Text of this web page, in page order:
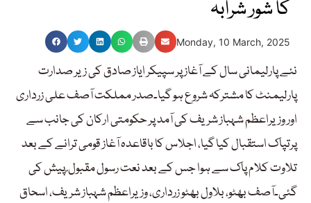
کا شور شرابہ
Monday, 10 March, 2025
نئے پارلیمانی سال کے آغاز پر سپیکر ایاز صادق کی زیر صدارت
پارلیمنٹ کا مشترکہ شروع ہو گیا۔صدر مملکت آصف علی زرداری
اور وزیراعظم شہباز شریف کی آمد پر حکومتی ارکان کی جانب سے
پرتپاک استقبال کیا گیا، اجلاس کا باقاعدہ آغاز قومی ترانے کے بعد
تلاوت کلام پاک سے ہوا جس کے بعد نعت رسول مقبول ۖ پیش کی
گئی۔آصف بھٹو، بلاول بھٹو زرداری، وزیراعظم شہباز شریف، اسحاق